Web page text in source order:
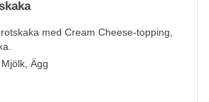
med Cream Cheese-topping,
Ägg